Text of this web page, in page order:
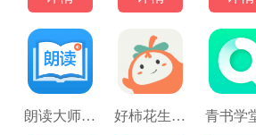
朗读大师安卓版 好柿花生安卓版